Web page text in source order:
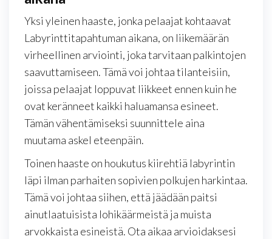
Yksi yleinen haaste, jonka pelaajat kohtaavat
Labyrinttitapahtuman aikana, on liikemäärän
virheellinen arviointi, joka tarvitaan palkintojen
saavuttamiseen. Tämä voi johtaa tilanteisiin,
joissa pelaajat loppuvat liikkeet ennen kuin he
ovat keränneet kaikki haluamansa esineet.
Tämän vähentämiseksi suunnittele aina
muutama askel eteenpäin.
Toinen haaste on houkutus kiirehtiä labyrintin
läpi ilman parhaiten sopivien polkujen harkintaa.
Tämä voi johtaa siihen, että jäädään paitsi
ainutlaatuisista lohikäärmeistä ja muista
arvokkaista esineistä. Ota aikaa arvioidaksesi